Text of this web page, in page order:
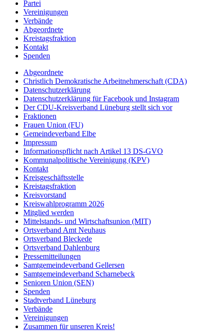
Partei
Vereinigungen
Verbände
Abgeordnete
Kreistagsfraktion
Kontakt
Spenden
Abgeordnete
Christlich Demokratische Arbeitnehmerschaft (CDA)
Datenschutzerklärung
Datenschutzerklärung für Facebook und Instagram
Der CDU-Kreisverband Lüneburg stellt sich vor
Fraktionen
Frauen Union (FU)
Gemeindeverband Elbe
Impressum
Informationspflicht nach Artikel 13 DS-GVO
Kommunalpolitische Vereinigung (KPV)
Kontakt
Kreisgeschäftsstelle
Kreistagsfraktion
Kreisvorstand
Kreiswahlprogramm 2026
Mitglied werden
Mittelstands- und Wirtschaftsunion (MIT)
Ortsverband Amt Neuhaus
Ortsverband Bleckede
Ortsverband Dahlenburg
Pressemitteilungen
Samtgemeindeverband Gellersen
Samtgemeindeverband Scharnebeck
Senioren Union (SEN)
Spenden
Stadtverband Lüneburg
Verbände
Vereinigungen
Zusammen für unseren Kreis!